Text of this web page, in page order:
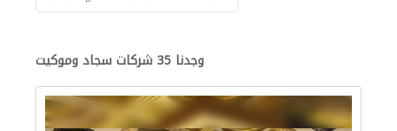
وجدنا 35 شركات سجاد وموكيت